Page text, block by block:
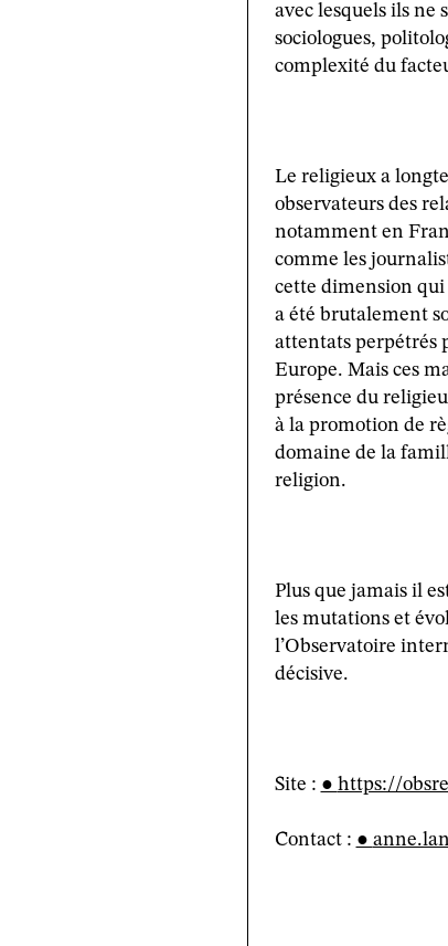
avec lesquels ils ne
sociologues,
complexité du
Le religieux a
observateurs des
notamment en
comme les
cette dimension qui
a été brutalement
attentats perpétrés
Europe. Mais ces
présence du
à la promotion de
domaine de la
religion.
Plus que jamais il
les mutations et
l’Observatoire
décisive.
Site : https://
Contact :